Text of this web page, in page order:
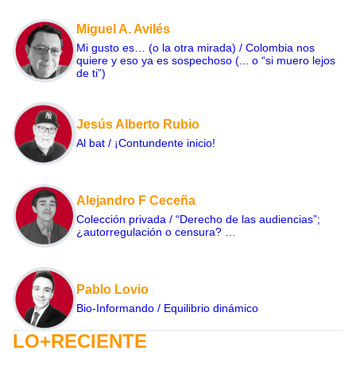
Miguel A. Avilés
Mi gusto es… (o la otra mirada) / Colombia nos
quiere y eso ya es sospechoso (... o “si muero lejos
de ti”)
Jesús Alberto Rubio
Al bat / ¡Contundente inicio!
Alejandro F Ceceña
Colección privada / “Derecho de las audiencias”;
¿autorregulación o censura? …
Pablo Lovio
Bio-Informando / Equilibrio dinámico
LO+RECIENTE